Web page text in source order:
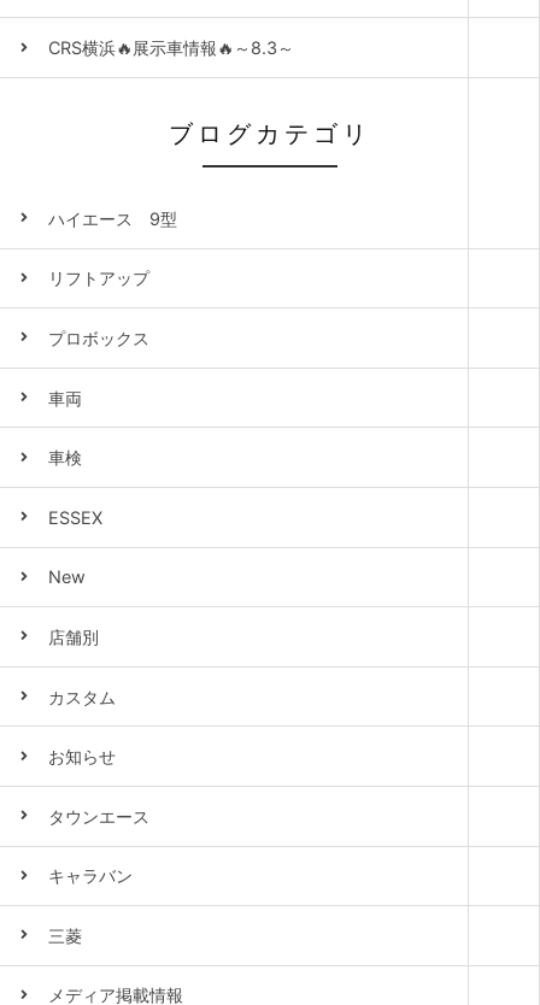
CRS横浜🔥展示車情報🔥～8.3～
ブログカテゴリ
ハイエース 9型
リフトアップ
プロボックス
車両
車検
ESSEX
New
店舗別
カスタム
お知らせ
タウンエース
キャラバン
三菱
メディア掲載情報